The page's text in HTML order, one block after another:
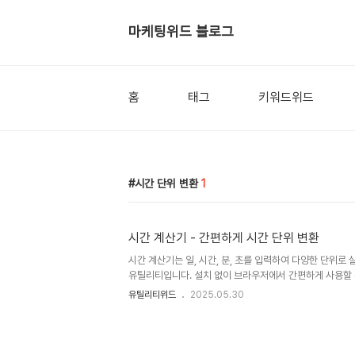
마케팅위드 블로그
홈 태그 키워드위드
시간 단위 변환 1
시간 계산기 - 간편하게 시간 단위 변환
시간 계산기는 일, 시간, 분, 초를 입력하여 다양한 단위로
유틸리티입니다. 설치 없이 브라우저에서 간편하게 사용
산기 사용하기 시간 계산기의 핵심 기능간편한 입력: 일, 시
유틸리티위드 2025.05.30